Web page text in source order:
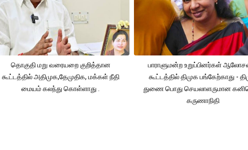
தொகுதி மறு வரையறை குறித்தான
கூட்டத்தில் அதிமுக,தேமுதிக, மக்கள் நீதி
மையம் கலந்து கொள்ளாது .
பாராளுமன்ற உறுப்பினர்கள்
கூட்டத்தில் திமுக பங்கேற்காது -
துணை பொது செயலாளருமான
கருணாநிதி